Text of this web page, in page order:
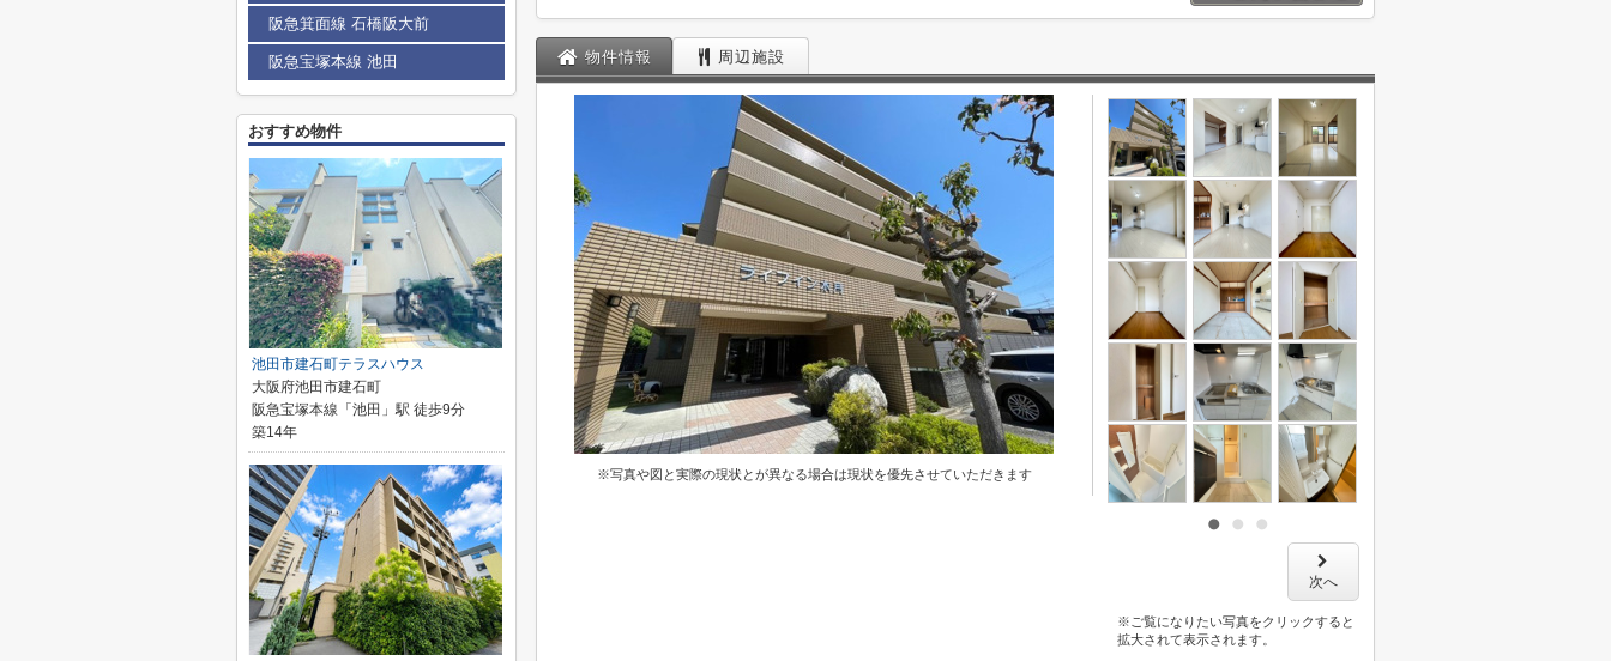
物件情報 周辺施設
※写真や図と実際の現状とが異なる場合は現状を優先させていただきます
次へ
※ご覧になりたい写真をクリックすると
拡大されて表示されます。
阪急箕面線 石橋阪大前
阪急宝塚本線 池田
おすすめ物件
池田市建石町テラスハウス
大阪府池田市建石町
阪急宝塚本線「池田」駅 徒歩9分
築14年